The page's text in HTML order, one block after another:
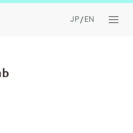
JP EN